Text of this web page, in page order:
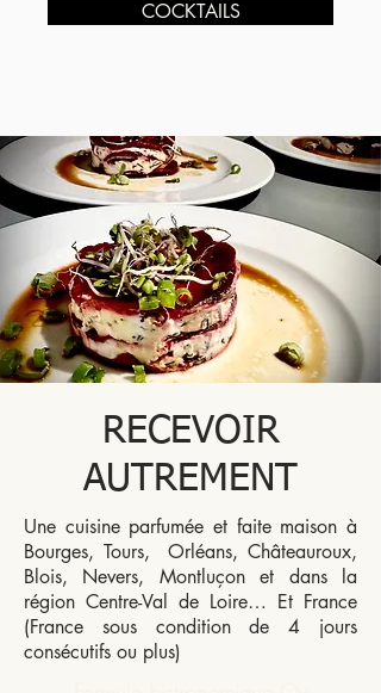
COCKTAILS
RECEVOIR
AUTREMENT
Une cuisine parfumée et faite maison à
Bourges, Tours, Orléans, Châteauroux,
Blois, Nevers, Montluçon et dans la
région Centre-Val de Loire… Et France
(France sous condition de 4 jours
consécutifs ou plus)